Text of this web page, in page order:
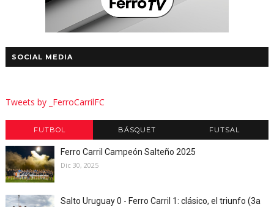
SOCIAL MEDIA
Tweets by _FerroCarrilFC
FUTBOL BÁSQUET FUTSAL
Ferro Carril Campeón Salteño 2025
Dic 30, 2025
Salto Uruguay 0 - Ferro Carril 1: clásico, el triunfo (3a